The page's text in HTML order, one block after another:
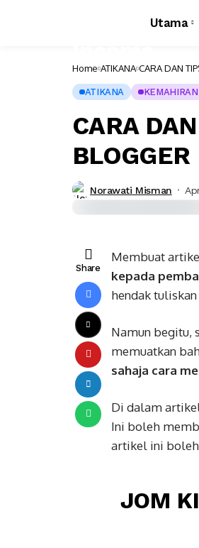
Utama
Home ATIKANA CARA DAN
ATIKANA KEMAHIRAN
CARA
BLOGGER
Norawati Misman
Share
Membuat
kepada
hendak
Namun begitu,
memuatkan
sahaja cara
Di dalam
Ini boleh
artikel ini
JOM